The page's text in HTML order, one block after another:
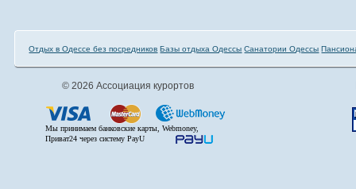
Отдых в Одессе без посредников Базы отдыха Одессы Санатории Одессы
© 2026 Ассоциация курортов
Мы принимаем банковские карты, Webmoney,
Приват24 через систему PayU